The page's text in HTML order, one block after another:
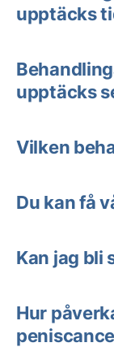
upptäcks
upptäcks
Vilken
Du kan få
Kan jag bli
Hur